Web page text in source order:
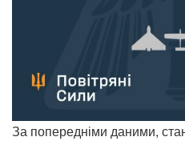
За попередніми даними,